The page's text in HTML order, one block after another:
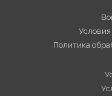
Политика